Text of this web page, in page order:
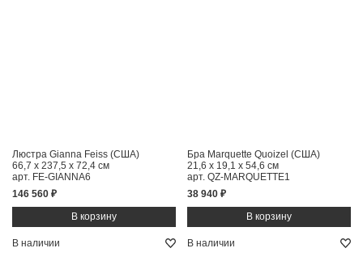
Люстра Gianna Feiss (США)
66,7 x 237,5 x 72,4 см
арт. FE-GIANNA6
146 560 ₽
Бра Marquette Quoizel (США)
21,6 x 19,1 x 54,6 см
арт. QZ-MARQUETTE1
38 940 ₽
В наличии В наличии